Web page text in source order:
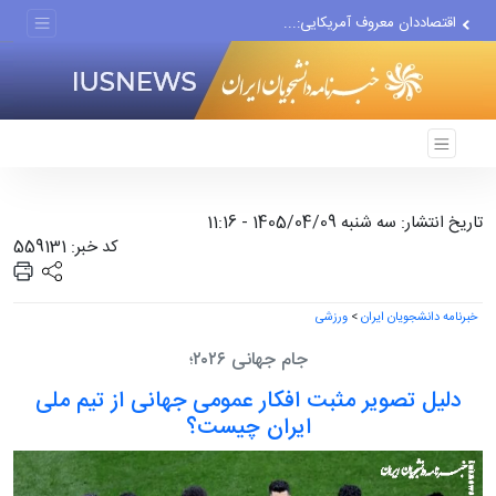
اقتصاددان معروف آمریکایی:...
تاریخ انتشار: سه شنبه 1405/04/09 - 11:16
کد خبر: 559131
خبرنامه دانشجویان ایران> ورزشی
جام جهانی ۲۰۲۶؛
دلیل تصویر مثبت افکار عمومی جهانی از تیم ملی
ایران چیست؟